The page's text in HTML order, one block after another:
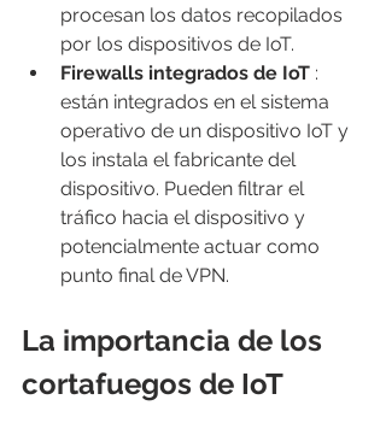
procesan los datos recopilados
por los dispositivos de IoT.
Firewalls integrados de IoT :
están integrados en el sistema
operativo de un dispositivo IoT y
los instala el fabricante del
dispositivo. Pueden filtrar el
tráfico hacia el dispositivo y
potencialmente actuar como
punto final de VPN.
La importancia de los
cortafuegos de IoT